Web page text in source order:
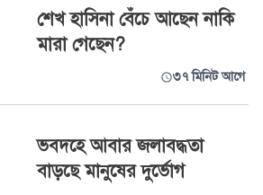
শেখ হাসিনা বেঁচে আছেন নাকি
মারা গেছেন?
৩৭ মিনিট আগে
ভবদহে আবার জলাবদ্ধতা
বাড়ছে মানুষের দুর্ভোগ